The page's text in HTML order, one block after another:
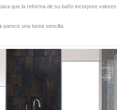
que la reforma de su baño incorpore
parece una tarea sencilla.